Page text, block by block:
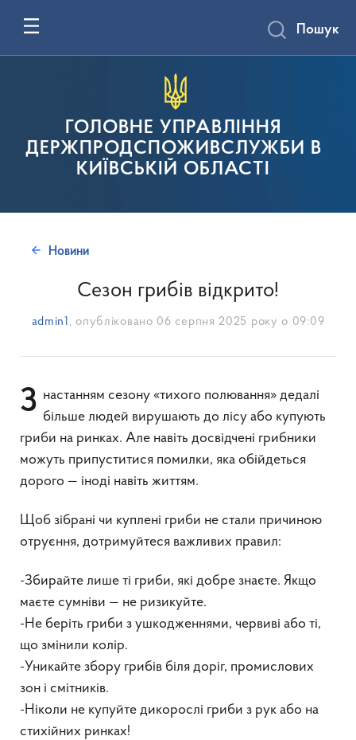
ГОЛОВНЕ УПРАВЛІННЯ
ДЕРЖПРОДСПОЖИВСЛУЖБИ В
КИЇВСЬКІЙ ОБЛАСТІ
Пошук
Новини
Сезон грибів відкрито!
admin1 , опубліковано 06 серпня 2025 року о 09:09
З настанням сезону «тихого полювання» дедалі більше людей вирушають до лісу або купують
гриби на ринках. Але навіть досвідчені грибники
можуть припуститися помилки, яка обійдеться
дорого — іноді навіть життям.
Щоб зібрані чи куплені гриби не стали причиною
отруєння, дотримуйтеся важливих правил:
-Збирайте лише ті гриби, які добре знаєте. Якщо
маєте сумніви — не ризикуйте.
-Не беріть гриби з ушкодженнями, червиві або ті,
що змінили колір.
-Уникайте збору грибів біля доріг, промислових
зон і смітників.
-Ніколи не купуйте дикорослі гриби з рук або на
стихійних ринках!